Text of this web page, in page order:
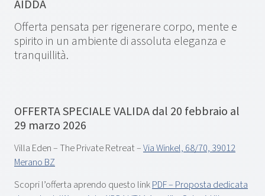
AIDDA
Offerta pensata per rigenerare corpo, mente e
spirito in un ambiente di assoluta eleganza e
tranquillità.
OFFERTA SPECIALE VALIDA dal 20 febbraio al
29 marzo 2026
Villa Eden – The Private Retreat –Via Winkel, 68/70, 39012
Merano BZ
Scopri l’offerta aprendo questo linkPDF – Proposta dedicata